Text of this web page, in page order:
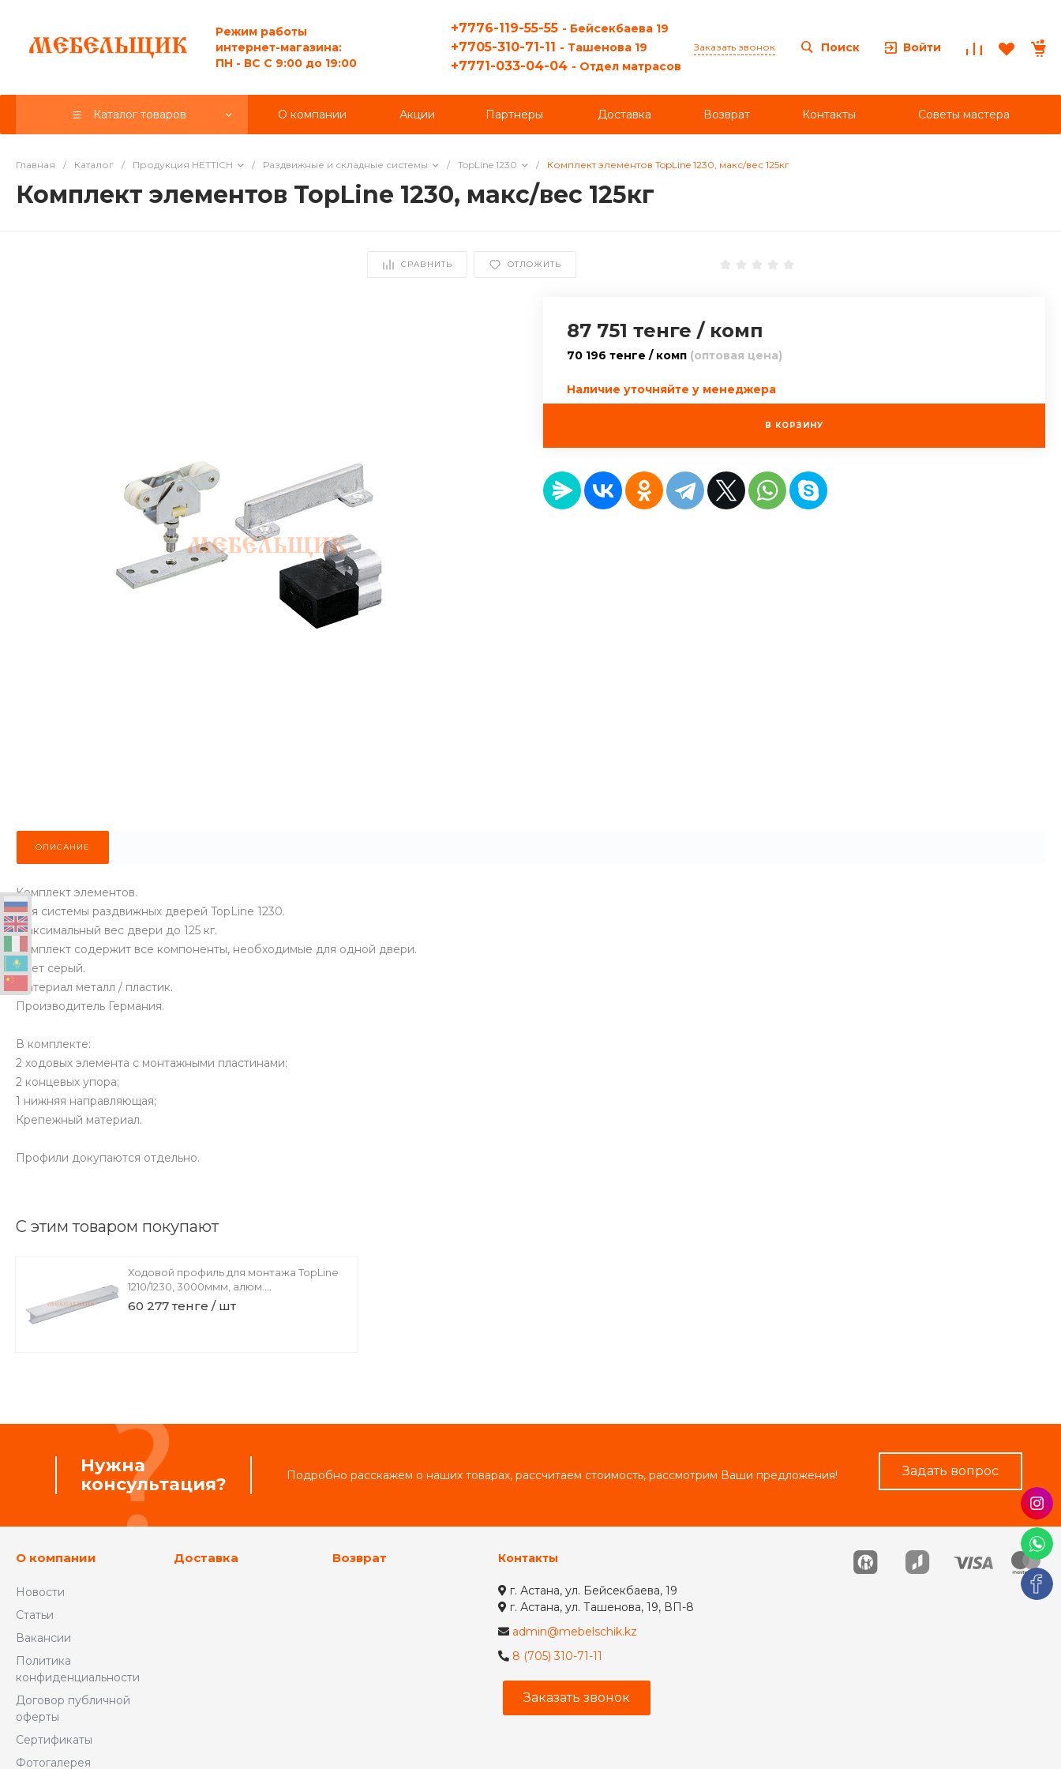
Режим работы
интернет-магазина:
ПН - ВС C 9:00 до 19:00
+7776-119-55-55 - Бейсекбаева 19
+7705-310-71-11 - Ташенова 19
+7771-033-04-04 - Отдел матрасов
Заказать звонок Поиск Войти
Каталог товаров О компании Акции Партнеры Доставка Возврат Контакты Советы мастера
Главная / Каталог / Продукция HETTICH / Раздвижные и складные системы / TopLine 1230 / Комплект элементов TopLine 1230, макс/вес 125кг
Комплект элементов TopLine 1230, макс/вес 125кг
СРАВНИТЬ ОТЛОЖИТЬ
87 751 тенге / комп
70 196 тенге / комп (оптовая цена)
Наличие уточняйте у менеджера
В КОРЗИНУ
ОПИСАНИЕ
Комплект элементов.
Для системы раздвижных дверей TopLine 1230.
Максимальный вес двери до 125 кг.
Комплект содержит все компоненты, необходимые для одной двери.
Цвет серый.
Материал металл / пластик.
Производитель Германия.
В комплекте:
2 ходовых элемента с монтажными пластинами;
2 концевых упора;
1 нижняя направляющая;
Крепежный материал.
Профили докупаются отдельно.
С этим товаром покупают
Ходовой профиль для монтажа TopLine
1210/1230, 3000ммм, алюм.
анодированный
60 277 тенге / шт
Нужна
консультация?
Подробно расскажем о наших товарах, рассчитаем стоимость, рассмотрим Ваши предложения! Задать вопрос
О компании
Новости
Статьи
Вакансии
Политика
конфиденциальности
Договор публичной
оферты
Сертификаты
Фотогалерея
Доставка Возврат Контакты
г. Астана, ул. Бейсекбаева, 19
г. Астана, ул. Ташенова, 19, ВП-8
admin@mebelschik.kz
8 (705) 310-71-11
Заказать звонок